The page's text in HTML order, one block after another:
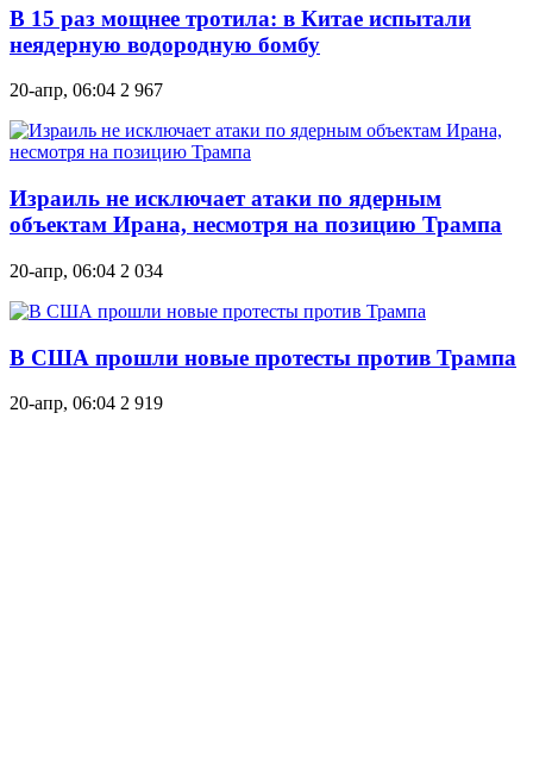
В 15 раз мощнее тротила: в Китае испытали
неядерную водородную бомбу
20-апр, 06:04 2 967
Израиль не исключает атаки по ядерным
объектам Ирана, несмотря на позицию Трампа
20-апр, 06:04 2 034
В США прошли новые протесты против Трампа
20-апр, 06:04 2 919